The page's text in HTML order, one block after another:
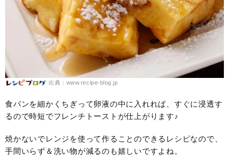
出典：www.recipe-blog.jp
食パンを細かくちぎって卵液の中に入れれば、すぐに浸透す
るので時短でフレンチトーストが仕上がります♪
焼かないでレンジを使って作ることのできるレシピなので、
手間いらず＆洗い物が減るのも嬉しいですよね。